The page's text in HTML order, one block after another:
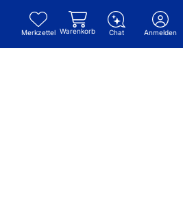
Merkzettel Warenkorb Chat Anmelden